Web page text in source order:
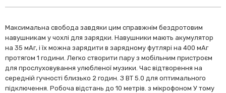
Максимальна свобода завдяки цим справжнім бездротовим
навушникам у чохлі для зарядки. Навушники мають акумулятор
на 35 мАг, і їх можна зарядити в зарядному футлярі на 400 мАг
протягом 1 години. Легко створити пару з мобільним пристроєм
для прослуховування улюбленої музики. Час відтворення на
середній гучності близько 2 годин. З BT 5.0 для оптимального
підключення. Робоча відстань до 10 метрів. з мікрофоном У тому